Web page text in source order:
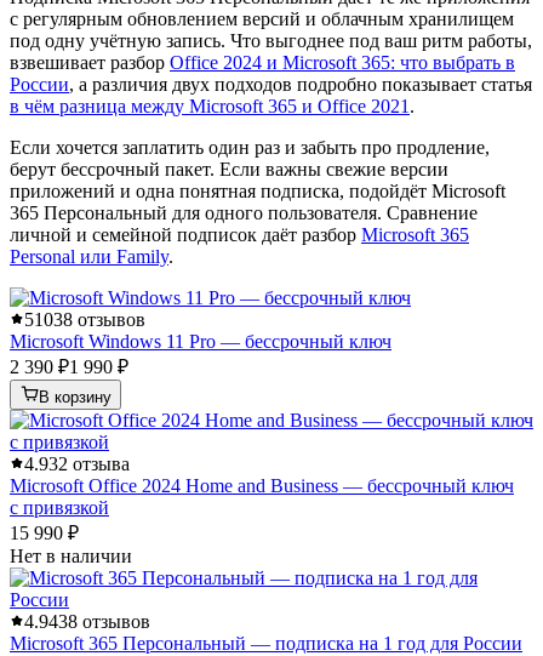
с регулярным обновлением версий и облачным хранилищем
под одну учётную запись. Что выгоднее под ваш ритм работы,
взвешивает разбор Office 2024 и Microsoft 365: что выбрать в
России, а различия двух подходов подробно показывает статья
в чём разница между Microsoft 365 и Office 2021.
Если хочется заплатить один раз и забыть про продление,
берут бессрочный пакет. Если важны свежие версии
приложений и одна понятная подписка, подойдёт Microsoft
365 Персональный для одного пользователя. Сравнение
личной и семейной подписок даёт разбор Microsoft 365
Personal или Family.
51038 отзывов
Microsoft Windows 11 Pro — бессрочный ключ
2 390 ₽1 990 ₽
В корзину
4.932 отзыва
Microsoft Office 2024 Home and Business — бессрочный ключ
с привязкой
15 990 ₽
Нет в наличии
4.9438 отзывов
Microsoft 365 Персональный — подписка на 1 год для России